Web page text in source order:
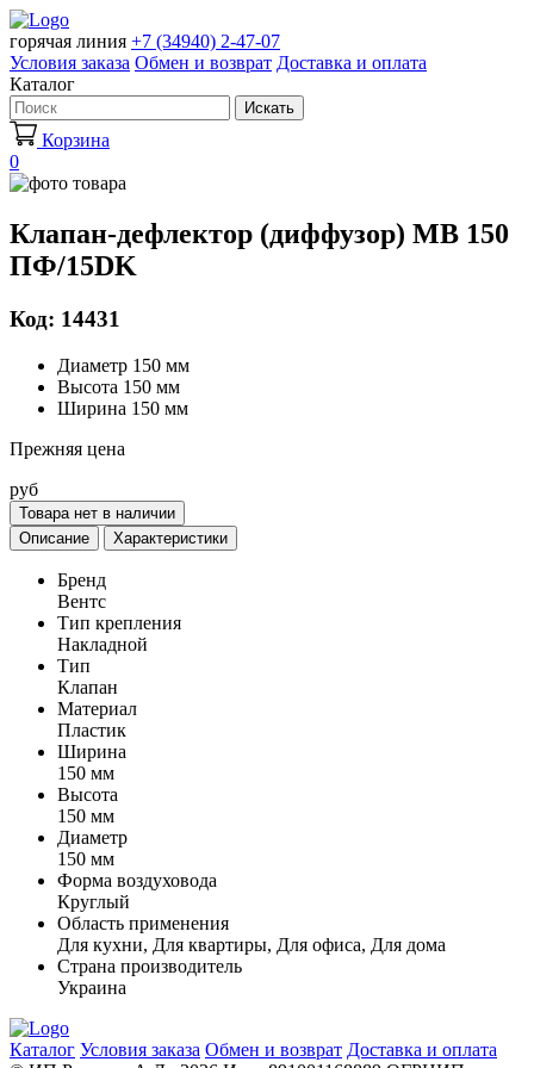
горячая линия +7 (34940) 2-47-07
Условия заказа Обмен и возврат Доставка и оплата
Каталог
Искать
Корзина
0
Клапан-дефлектор (диффузор) МВ 150
ПФ/15DK
Код: 14431
Диаметр 150 мм
Высота 150 мм
Ширина 150 мм
Прежняя цена
руб
Товара нет в наличии
Описание
Характеристики
Бренд
Вентс
Тип крепления
Накладной
Тип
Клапан
Материал
Пластик
Ширина
150 мм
Высота
150 мм
Диаметр
150 мм
Форма воздуховода
Круглый
Область применения
Для кухни, Для квартиры, Для офиса, Для дома
Страна производитель
Украина
Каталог Условия заказа Обмен и возврат Доставка и оплата